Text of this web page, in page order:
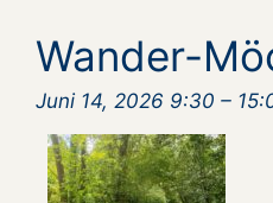
Wander-
Juni 14, 2026 9:30 –